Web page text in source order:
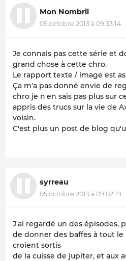
Mon Nombril
05 octobre 2013 à 09:33:14
Je connais pas cette série et
grand chose à cette chro.
Le rapport texte / image est
Ça m'a pas donné envie de
chro je n'en sais pas plus sur
appris des trucs sur la vie de
voisin.
C'est plus un post de blog
syrreau
05 octobre 2013 à 09:02:19
J'ai regardé un des épisodes,
de donner des baffes à tout le
croient sortis
de la cuisse de jupiter, et aux